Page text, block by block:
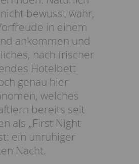
bewusst wahr,
in einem
ankommen und
nach frischer
Hotelbett
genau hier
welches
bereits seit
als „First Night
ein unruhiger
Nacht.